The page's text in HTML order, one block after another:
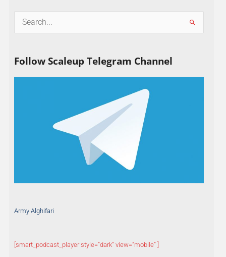
rFollow Scaleup Telegram Channel
Army Alghifari
[smart_podcast_player style=”dark” view=”mobile” ]